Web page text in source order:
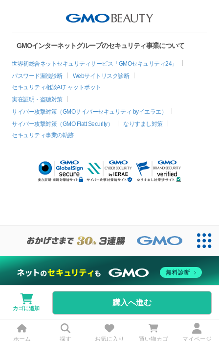
カゴに追加
購入へ進む
GMOインターネットグループのセキュリティ事業について
世界初総合ネットセキュリティサービス「GMOセキュリティ24」
パスワード漏洩診断
Webサイトリスク診断
セキュリティ相談AIチャットボット
実在証明・盗聴対策
サイバー攻撃対策（GMOサイバーセキュリティ byイエラエ）
サイバー攻撃対策（GMO Flatt Security）
なりすまし対策
セキュリティ事業の軌跡
ホーム 探す お気に入り 買い物カゴ マイページ
無料診断